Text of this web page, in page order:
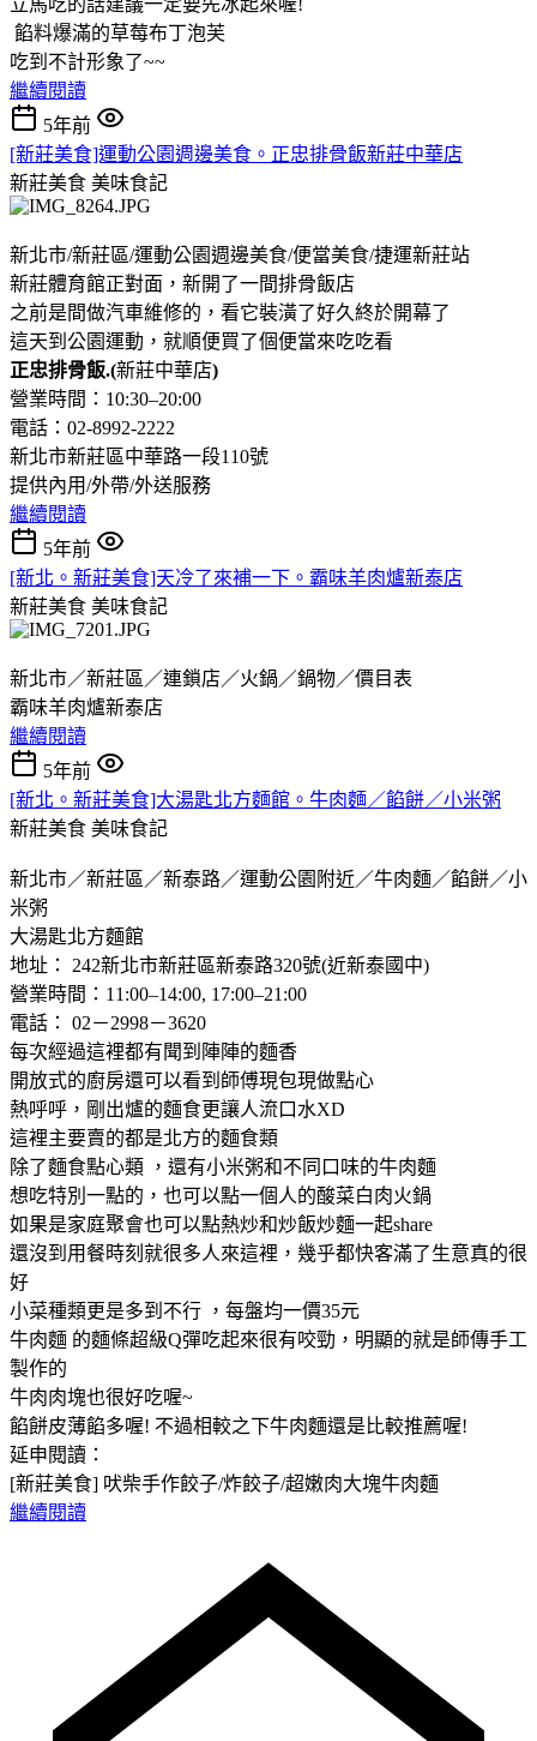
餡料爆滿的草莓布丁泡芙
吃到不計形象了~~
繼續閱讀
5年前
[新莊美食]運動公園週邊美食。正忠排骨飯新莊中華店
新莊美食 美味食記
新北市/新莊區/運動公園週邊美食/便當美食/捷運新莊站
新莊體育館正對面，新開了一間排骨飯店
之前是間做汽車維修的，看它裝潢了好久終於開幕了
這天到公園運動，就順便買了個便當來吃吃看
正忠排骨飯.(新莊中華店)
營業時間：10:30–20:00
電話：02-8992-2222
新北市新莊區中華路一段110號
提供內用/外帶/外送服務
繼續閱讀
5年前
[新北。新莊美食]天冷了來補一下。霸味羊肉爐新泰店
新莊美食 美味食記
新北市／新莊區／連鎖店／火鍋／鍋物／價目表
霸味羊肉爐新泰店
繼續閱讀
5年前
[新北。新莊美食]大湯匙北方麵館。牛肉麵／餡餅／小米粥
新莊美食 美味食記
新北市／新莊區／新泰路／運動公園附近／牛肉麵／餡餅／小
米粥
大湯匙北方麵館
地址： 242新北市新莊區新泰路320號(近新泰國中)
營業時間：11:00–14:00, 17:00–21:00
電話： 02－2998－3620
每次經過這裡都有聞到陣陣的麵香
開放式的廚房還可以看到師傅現包現做點心
熱呼呼，剛出爐的麵食更讓人流口水XD
這裡主要賣的都是北方的麵食類
除了麵食點心類 ，還有小米粥和不同口味的牛肉麵
想吃特別一點的，也可以點一個人的酸菜白肉火鍋
如果是家庭聚會也可以點熱炒和炒飯炒麵一起share
還沒到用餐時刻就很多人來這裡，幾乎都快客滿了生意真的很
好
小菜種類更是多到不行 ，每盤均一價35元
牛肉麵 的麵條超級Q彈吃起來很有咬勁，明顯的就是師傳手工
製作的
牛肉肉塊也很好吃喔~
餡餅皮薄餡多喔! 不過相較之下牛肉麵還是比較推薦喔!
延申閱讀：
[新莊美食] 吠柴手作餃子/炸餃子/超嫩肉大塊牛肉麵
繼續閱讀